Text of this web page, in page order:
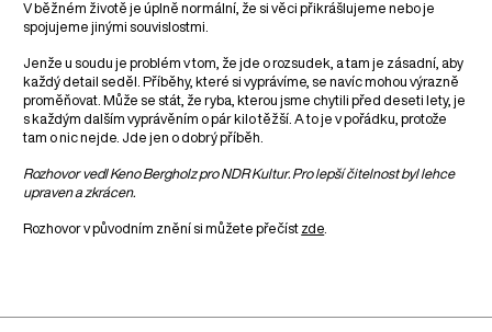
V běžném životě je úplně normální, že si věci přikrášlujeme nebo je
spojujeme jinými souvislostmi.
Jenže u soudu je problém v tom, že jde o rozsudek, a tam je zásadní, aby
každý detail seděl. Příběhy, které si vyprávíme, se navíc mohou výrazně
proměňovat. Může se stát, že ryba, kterou jsme chytili před deseti lety, je
s každým dalším vyprávěním o pár kilo těžší. A to je v pořádku, protože
tam o nic nejde. Jde jen o dobrý příběh.
Rozhovor vedl Keno Bergholz pro NDR Kultur. Pro lepší čitelnost byl lehce
upraven a zkrácen.
Rozhovor v původním znění si můžete přečíst zde